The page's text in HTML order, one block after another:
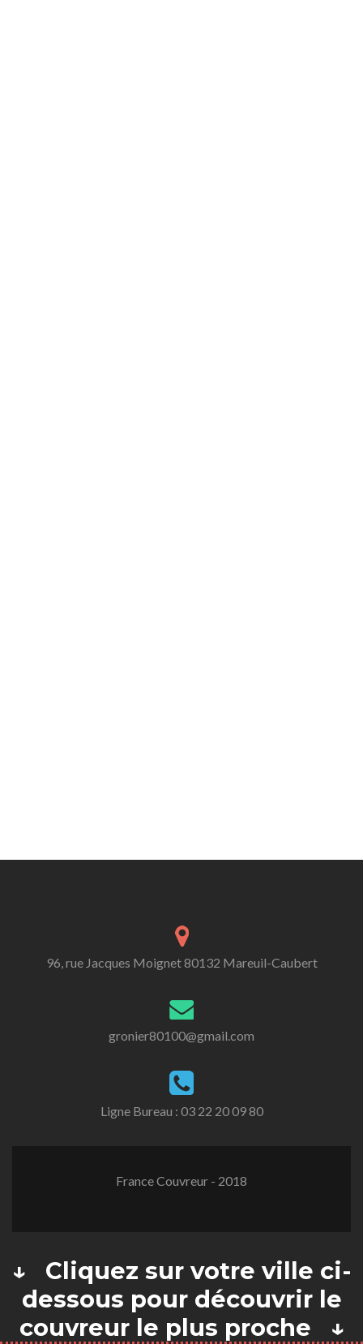
96, rue Jacques Moignet 80132 Mareuil-Caubert
gronier80100@gmail.com
Ligne Bureau : 03 22 20 09 80
France Couvreur - 2018
↓ Cliquez sur votre ville ci-
dessous pour découvrir le
couvreur le plus proche ↓